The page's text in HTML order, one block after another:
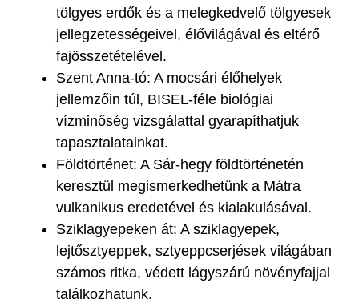
tölgyes erdők és a melegkedvelő tölgyesek
jellegzetességeivel, élővilágával és eltérő
fajösszetételével.
Szent Anna-tó: A mocsári élőhelyek
jellemzőin túl, BISEL-féle biológiai
vízminőség vizsgálattal gyarapíthatjuk
tapasztalatainkat.
Földtörténet: A Sár-hegy földtörténetén
keresztül megismerkedhetünk a Mátra
vulkanikus eredetével és kialakulásával.
Sziklagyepeken át: A sziklagyepek,
lejtősztyeppek, sztyeppcserjések világában
számos ritka, védett lágyszárú növényfajjal
találkozhatunk.